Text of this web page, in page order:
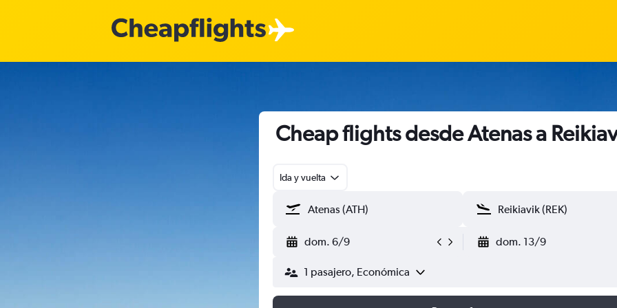
Cheap flights desde Atenas a
Ida y vuelta
dom. 6/9 dom. 13/9
1 pasajero, Económica